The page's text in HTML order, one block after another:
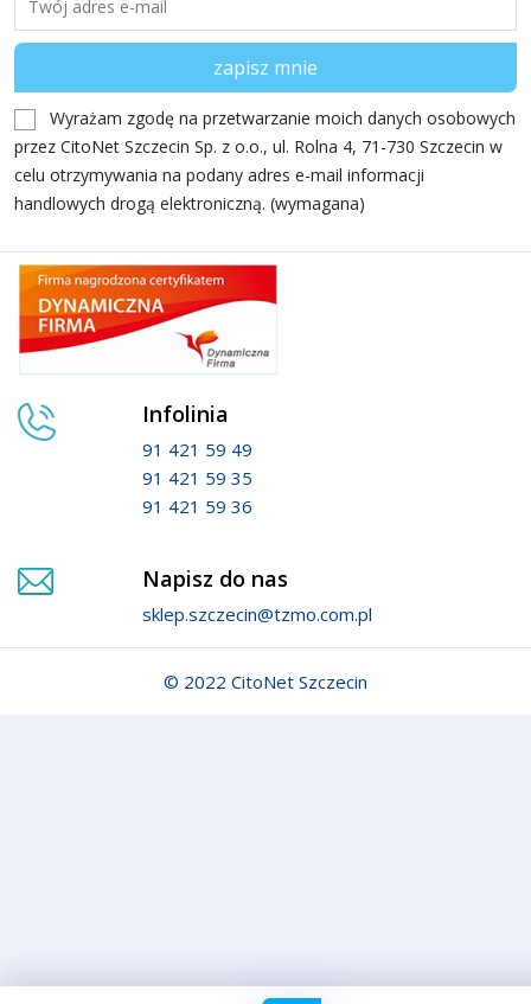
Wyrażam zgodę na przetwarzanie moich danych osobowych
przez CitoNet Szczecin Sp. z o.o., ul. Rolna 4, 71-730 Szczecin w
celu otrzymywania na podany adres e-mail informacji
handlowych drogą elektroniczną. (wymagana)
Infolinia
91 421 59 49
91 421 59 35
91 421 59 36
Napisz do nas
sklep.szczecin@tzmo.com.pl
© 2022 CitoNet Szczecin